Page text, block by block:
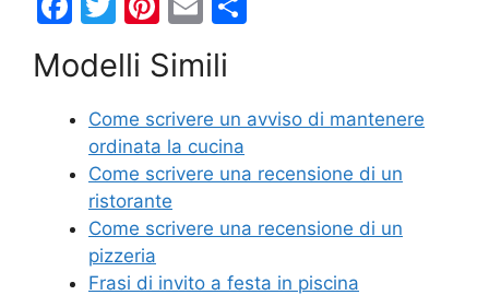
c
e
b
o
o
k
itt
er
er
e
st
ai
l
di
di
Modelli Simili
Come scrivere un avviso di mantenere
ordinata la cucina
Come scrivere una recensione di un
ristorante
Come scrivere una recensione di un
pizzeria
Frasi di invito a festa in piscina